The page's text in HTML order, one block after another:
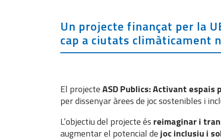
Un projecte finançat per la
cap a ciutats climàticament
El projecteASD Publics: Activant espais
per dissenyar àrees de joc sostenibles i
L’objectiu del projecte és reimaginar i
augmentar el potencial dejoc inclusiu i